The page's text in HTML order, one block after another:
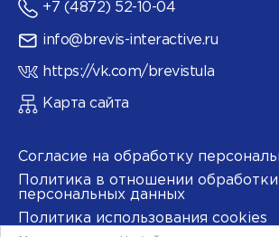
+7 (4872) 52-10-04
info@brevis-interactive.ru
https://vk.com/brevistula
Карта сайта
Согласие на обработку
Политика в отношении обработки
персональных данных
Политика использования cookies